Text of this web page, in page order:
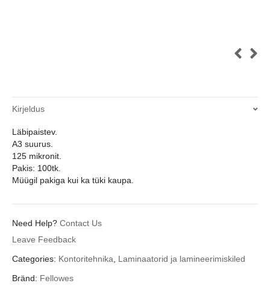
Kirjeldus
Läbipaistev.
A3 suurus.
125 mikronit.
Pakis: 100tk.
Müügil pakiga kui ka tüki kaupa.
Need Help? Contact Us
Leave Feedback
Categories: Kontoritehnika, Laminaatorid ja lamineerimiskiled
Bränd: Fellowes